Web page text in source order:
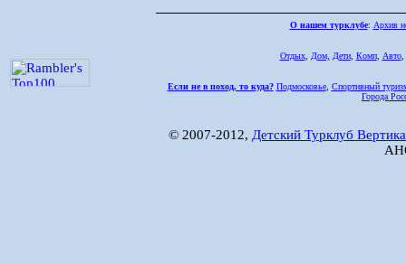
О нашем турклубе: Архив
Отдых, Дом, Дети, Комп, Авто,
Если не в поход, то куда? Подмосковье, Спортивный
Города
© 2007-2012, Детский Турклуб